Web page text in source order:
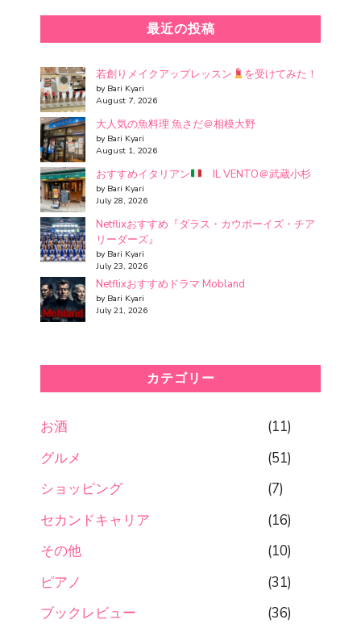
最近の投稿
若創りメイクアップレッスン を受けてみた！
by Bari Kyari
August 7, 2026
大人気の魚料理 魚さだ＠相模大野
by Bari Kyari
August 1, 2026
おすすめイタリアン IL VENTO＠武蔵小杉
by Bari Kyari
July 28, 2026
Netflixおすすめ『ダラス・カウボーイズ・チア
リーダーズ』
by Bari Kyari
July 23, 2026
Netflixおすすめドラマ Mobland
by Bari Kyari
July 21, 2026
カテゴリー
お酒
(11)
グルメ
(51)
ショッピング
(7)
セカンドキャリア
(16)
その他
(10)
ピアノ
(31)
ブックレビュー
(36)